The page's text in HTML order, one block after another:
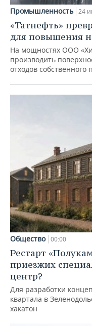
Промышленность 24
«Татнефть»
для повышения
На мощностях ООО
производить
отходов собственного
Общество 00:00
Рестарт
приезжих
центр?
Для разработки
квартала в
хакатон